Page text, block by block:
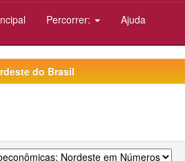
Percorrer: Ajuda
do Brasil